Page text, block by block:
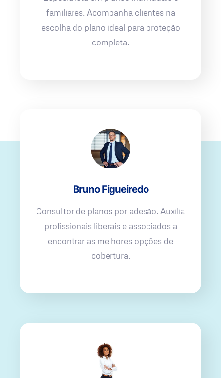
familiares. Acompanha clientes na
escolha do plano ideal para proteção
completa.
Bruno Figueiredo
Consultor de planos por adesão. Auxilia
profissionais liberais e associados a
encontrar as melhores opções de
cobertura.